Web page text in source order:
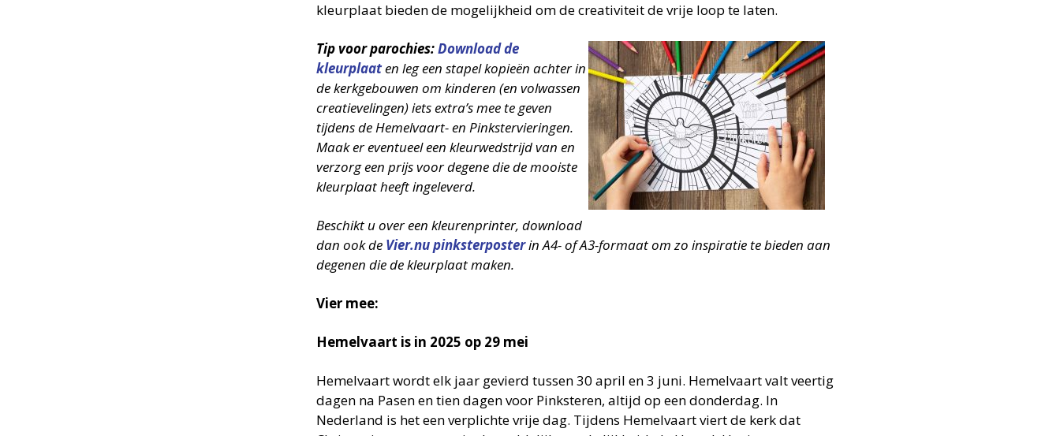
kleurplaat bieden de mogelijkheid om de creativiteit de vrije loop te laten.
Tip voor parochies:Download de
kleurplaaten leg een stapel kopieën achter in
de kerkgebouwen om kinderen (en volwassen
creatievelingen) iets extra’s mee te geven
tijdens de Hemelvaart- en Pinkstervieringen.
Maak er eventueel een kleurwedstrijd van en
verzorg een prijs voor degene die de mooiste
kleurplaat heeft ingeleverd.
Beschikt u over een kleurenprinter, download
dan ook de Vier.nu pinksterposterin A4- of A3-formaat om zo inspiratie te bieden aan
degenen die de kleurplaat maken.
Vier mee:
Hemelvaart is in 2025 op 29 mei
Hemelvaart wordt elk jaar gevierd tussen 30 april en 3 juni. Hemelvaart valt veertig
dagen na Pasen en tien dagen voor Pinksteren, altijd op een donderdag. In
Nederland is het een verplichte vrije dag. Tijdens Hemelvaart viert de kerk dat